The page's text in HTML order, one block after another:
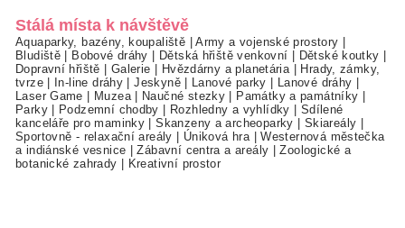
Stálá místa k návštěvě
Aquaparky, bazény, koupaliště |Army a vojenské prostory
Bludiště
Bobové dráhy Dětská hřiště venkovní Dětské koutky
Dopravní hřiště
Galerie Hvězdárny a planetária|
Hrady, zámky,
tvrze| In-line dráhy |Jeskyně| Lanové parky Lanové dráhy
Laser Game
Muzea| Naučné stezky Památky a památníky
Parky| Podzemní chodby Rozhledny a vyhlídky
Sdílené
kanceláře pro maminky |Skanzeny a archeoparky Skiareály
Sportovně - relaxační areály
Úniková hra|Westernová městečka
a indiánské vesnice |Zábavní centra a areály |Zoologické a
botanické zahrady
Kreativní prostor